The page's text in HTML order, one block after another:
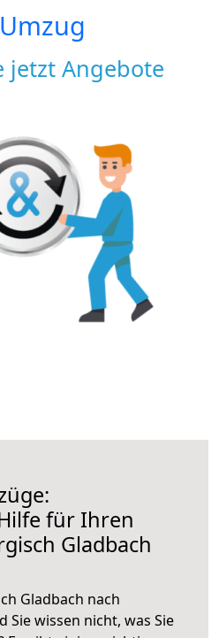
jetzt Angebote
für Ihren
Gladbach
Gladbach nach
Sie wissen nicht, was Sie